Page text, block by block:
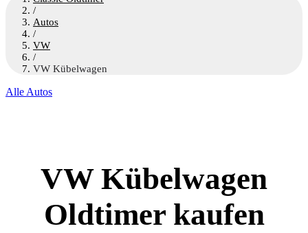
/
Autos
/
VW
/
VW Kübelwagen
Alle Autos
VW Kübelwagen
Oldtimer kaufen